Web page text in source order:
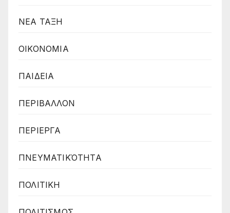
ΝΕΑ ΤΑΞΗ
ΟΙΚΟΝΟΜΙΑ
ΠΑΙΔΕΙΑ
ΠΕΡΙΒΑΛΛΟΝ
ΠΕΡΙΕΡΓΑ
ΠΝΕΥΜΑΤΙΚΌΤΗΤΑ
ΠΟΛΙΤΙΚΗ